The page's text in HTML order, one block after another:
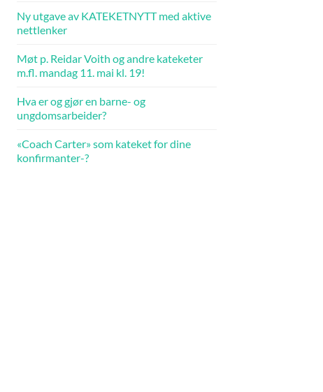
Ny utgave av KATEKETNYTT med aktive
nettlenker
Møt p. Reidar Voith og andre kateketer
m.fl. mandag 11. mai kl. 19!
Hva er og gjør en barne- og
ungdomsarbeider?
«Coach Carter» som kateket for dine
konfirmanter-?